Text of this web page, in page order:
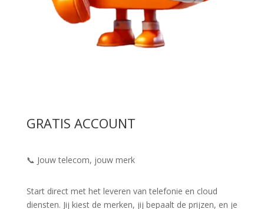
GRATIS ACCOUNT
📞 Jouw telecom, jouw merk
Start direct met het leveren van telefonie en cloud
diensten. Jij kiest de merken, jij bepaalt de prijzen, en je